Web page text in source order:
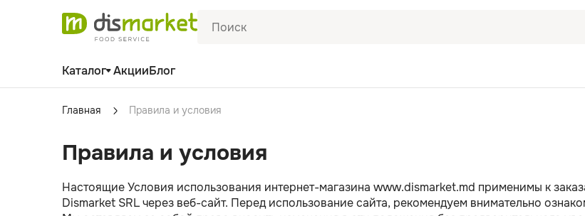
Каталог АкцииБлог
Главная Правила и условия
Правила и условия
Настоящие Условия использования интернет-магазина www.dismarket.md применимы к
Dismarket SRL через веб-сайт. Перед использование сайта, рекомендуем внимательно